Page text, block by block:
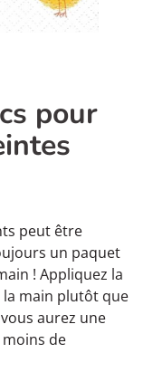
pour
peut être
un paquet
! Appliquez la
main plutôt que
aurez une
de